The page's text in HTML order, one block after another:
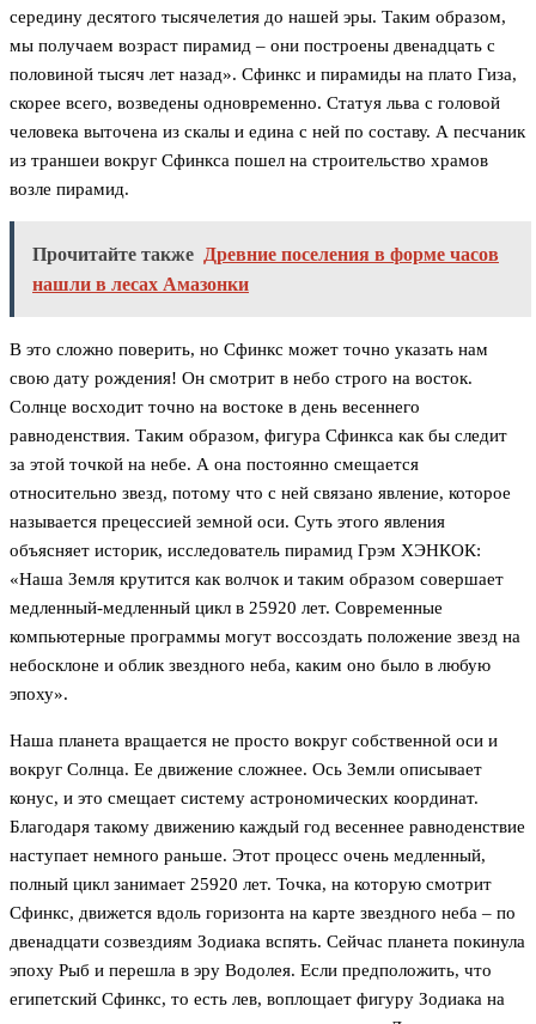
середину десятого тысячелетия до нашей эры. Таким образом,
мы получаем возраст пирамид – они построены двенадцать с
половиной тысяч лет назад». Сфинкс и пирамиды на плато Гиза,
скорее всего, возведены одновременно. Статуя льва с головой
человека выточена из скалы и едина с ней по составу. А песчаник
из траншеи вокруг Сфинкса пошел на строительство храмов
возле пирамид.
Прочитайте также Древние поселения в форме часов
нашли в лесах Амазонки
В это сложно поверить, но Сфинкс может точно указать нам
свою дату рождения! Он смотрит в небо строго на восток.
Солнце восходит точно на востоке в день весеннего
равноденствия. Таким образом, фигура Сфинкса как бы следит
за этой точкой на небе. А она постоянно смещается
относительно звезд, потому что с ней связано явление, которое
называется прецессией земной оси. Суть этого явления
объясняет историк, исследователь пирамид Грэм ХЭНКОК:
«Наша Земля крутится как волчок и таким образом совершает
медленный-медленный цикл в 25920 лет. Современные
компьютерные программы могут воссоздать положение звезд на
небосклоне и облик звездного неба, каким оно было в любую
эпоху».
Наша планета вращается не просто вокруг собственной оси и
вокруг Солнца. Ее движение сложнее. Ось Земли описывает
конус, и это смещает систему астрономических координат.
Благодаря такому движению каждый год весеннее равноденствие
наступает немного раньше. Этот процесс очень медленный,
полный цикл занимает 25920 лет. Точка, на которую смотрит
Сфинкс, движется вдоль горизонта на карте звездного неба – по
двенадцати созвездиям Зодиака вспять. Сейчас планета покинула
эпоху Рыб и перешла в эру Водолея. Если предположить, что
египетский Сфинкс, то есть лев, воплощает фигуру Зодиака на